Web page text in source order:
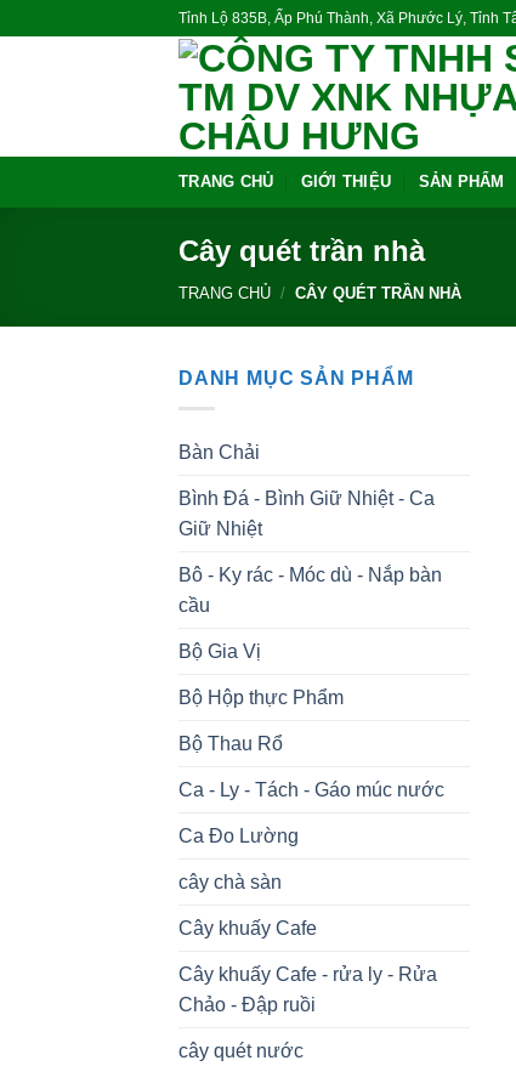
Tỉnh Lộ 835B, Ấp Phú Thành, Xã Phước Lý, Tỉnh
TRANG CHỦ GIỚI THIỆU SẢN PHẨM
Cây quét trần nhà
TRANG CHỦ / CÂY QUÉT TRẦN NHÀ
DANH MỤC SẢN PHẨM
Bàn Chải
Bình Đá - Bình Giữ Nhiệt - Ca
Giữ Nhiệt
Bô - Ky rác - Móc dù - Nắp bàn
cầu
Bộ Gia Vị
Bộ Hộp thực Phẩm
Bộ Thau Rổ
Ca - Ly - Tách - Gáo múc nước
Ca Đo Lường
cây chà sàn
Cây khuấy Cafe
Cây khuấy Cafe - rửa ly - Rửa
Chảo - Đập ruồi
cây quét nước